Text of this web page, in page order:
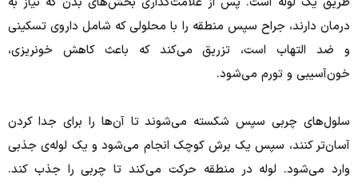
درمان دارند، جراح سپس منطقه را با محلولی که شامل داروی تسکینی
و ضد التهاب است، تزریق می‌کند که باعث کاهش خونریزی،
خون‌آسیبی و تورم می‌شود.
سلول‌های چربی سپس شکسته می‌شوند تا آن‌ها را برای جدا کردن
آسان‌تر کنند، سپس یک برش کوچک انجام می‌شود و یک لوله‌ی جذبی
وارد می‌شود. لوله در منطقه حرکت می‌کند تا چربی را جذب کند.